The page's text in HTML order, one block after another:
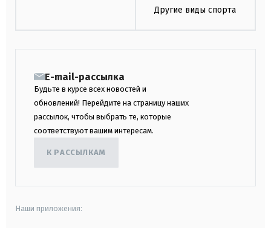
Другие виды спорта
E-mail-рассылка
Будьте в курсе всех новостей и
обновлений! Перейдите на страницу наших
рассылок, чтобы выбрать те, которые
соответствуют вашим интересам.
К РАССЫЛКАМ
Наши приложения: